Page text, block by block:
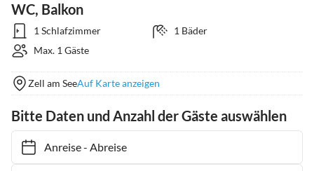
WC, Balkon
1 Schlafzimmer
1 Bäder
Max. 1 Gäste
Zell am SeeAuf Karte anzeigen
Bitte Daten und Anzahl der Gäste auswählen
Anreise- Abreise